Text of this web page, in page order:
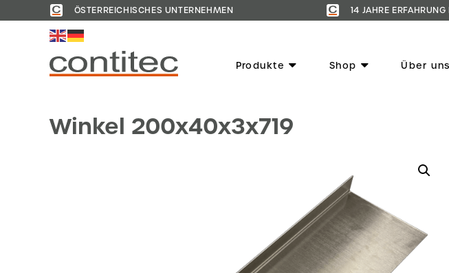
ÖSTERREICHISCHES UNTERNEHMEN 14 JAHRE
Produkte Shop Über uns
Winkel 200x40x3x719